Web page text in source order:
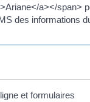
a></span>
des informations
et formulaires